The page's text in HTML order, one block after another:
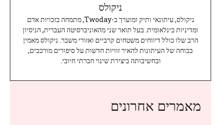
ניקולס
ניקולס, עיתונאי ותיק ומוערך ב-Twoday, מתמחה בזכויות אדם
ומדיניות בינלאומית. בעל תואר שני מהאוניברסיטה העברית, הניסיון
הרב שלו כולל דיווחים משטחים קרביים ואזורי משבר. ניקולס מאמין
בכוחה של העיתונות להאיר זוויות חדשות על סיפורים מורכבים,
ובחשיבותה ביצירת שינוי חברתי חיובי.
מאמרים אחרונים